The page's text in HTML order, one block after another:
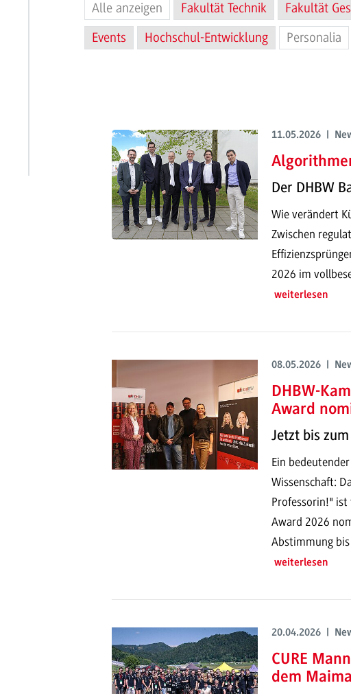
Alle anzeigen Fakultät Technik Fakultät
Events
Hochschul-Entwicklung Personalia
11.05.2026 |
Der DHBW
Wie verändert
Zwischen
2026 im
weiterlesen
08.05.2026 |
DHBW-
Award
Jetzt bis
Ein
Wissenschaft:
Professorin!"
Award 2026
Abstimmung
weiterlesen
20.04.2026 |
CURE
dem